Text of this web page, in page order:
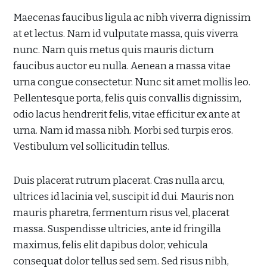
Maecenas faucibus ligula ac nibh viverra dignissim
at et lectus. Nam id vulputate massa, quis viverra
nunc. Nam quis metus quis mauris dictum
faucibus auctor eu nulla. Aenean a massa vitae
urna congue consectetur. Nunc sit amet mollis leo.
Pellentesque porta, felis quis convallis dignissim,
odio lacus hendrerit felis, vitae efficitur ex ante at
urna. Nam id massa nibh. Morbi sed turpis eros.
Vestibulum vel sollicitudin tellus.
Duis placerat rutrum placerat. Cras nulla arcu,
ultrices id lacinia vel, suscipit id dui. Mauris non
mauris pharetra, fermentum risus vel, placerat
massa. Suspendisse ultricies, ante id fringilla
maximus, felis elit dapibus dolor, vehicula
consequat dolor tellus sed sem. Sed risus nibh,